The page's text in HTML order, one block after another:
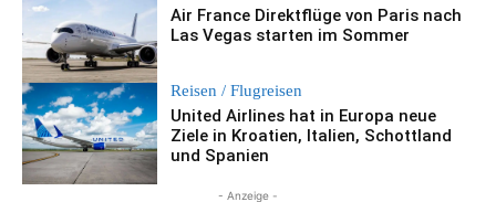
Air France Direktflüge von Paris nach
Las Vegas starten im Sommer
Reisen / Flugreisen
United Airlines hat in Europa neue
Ziele in Kroatien, Italien, Schottland
und Spanien
- Anzeige -